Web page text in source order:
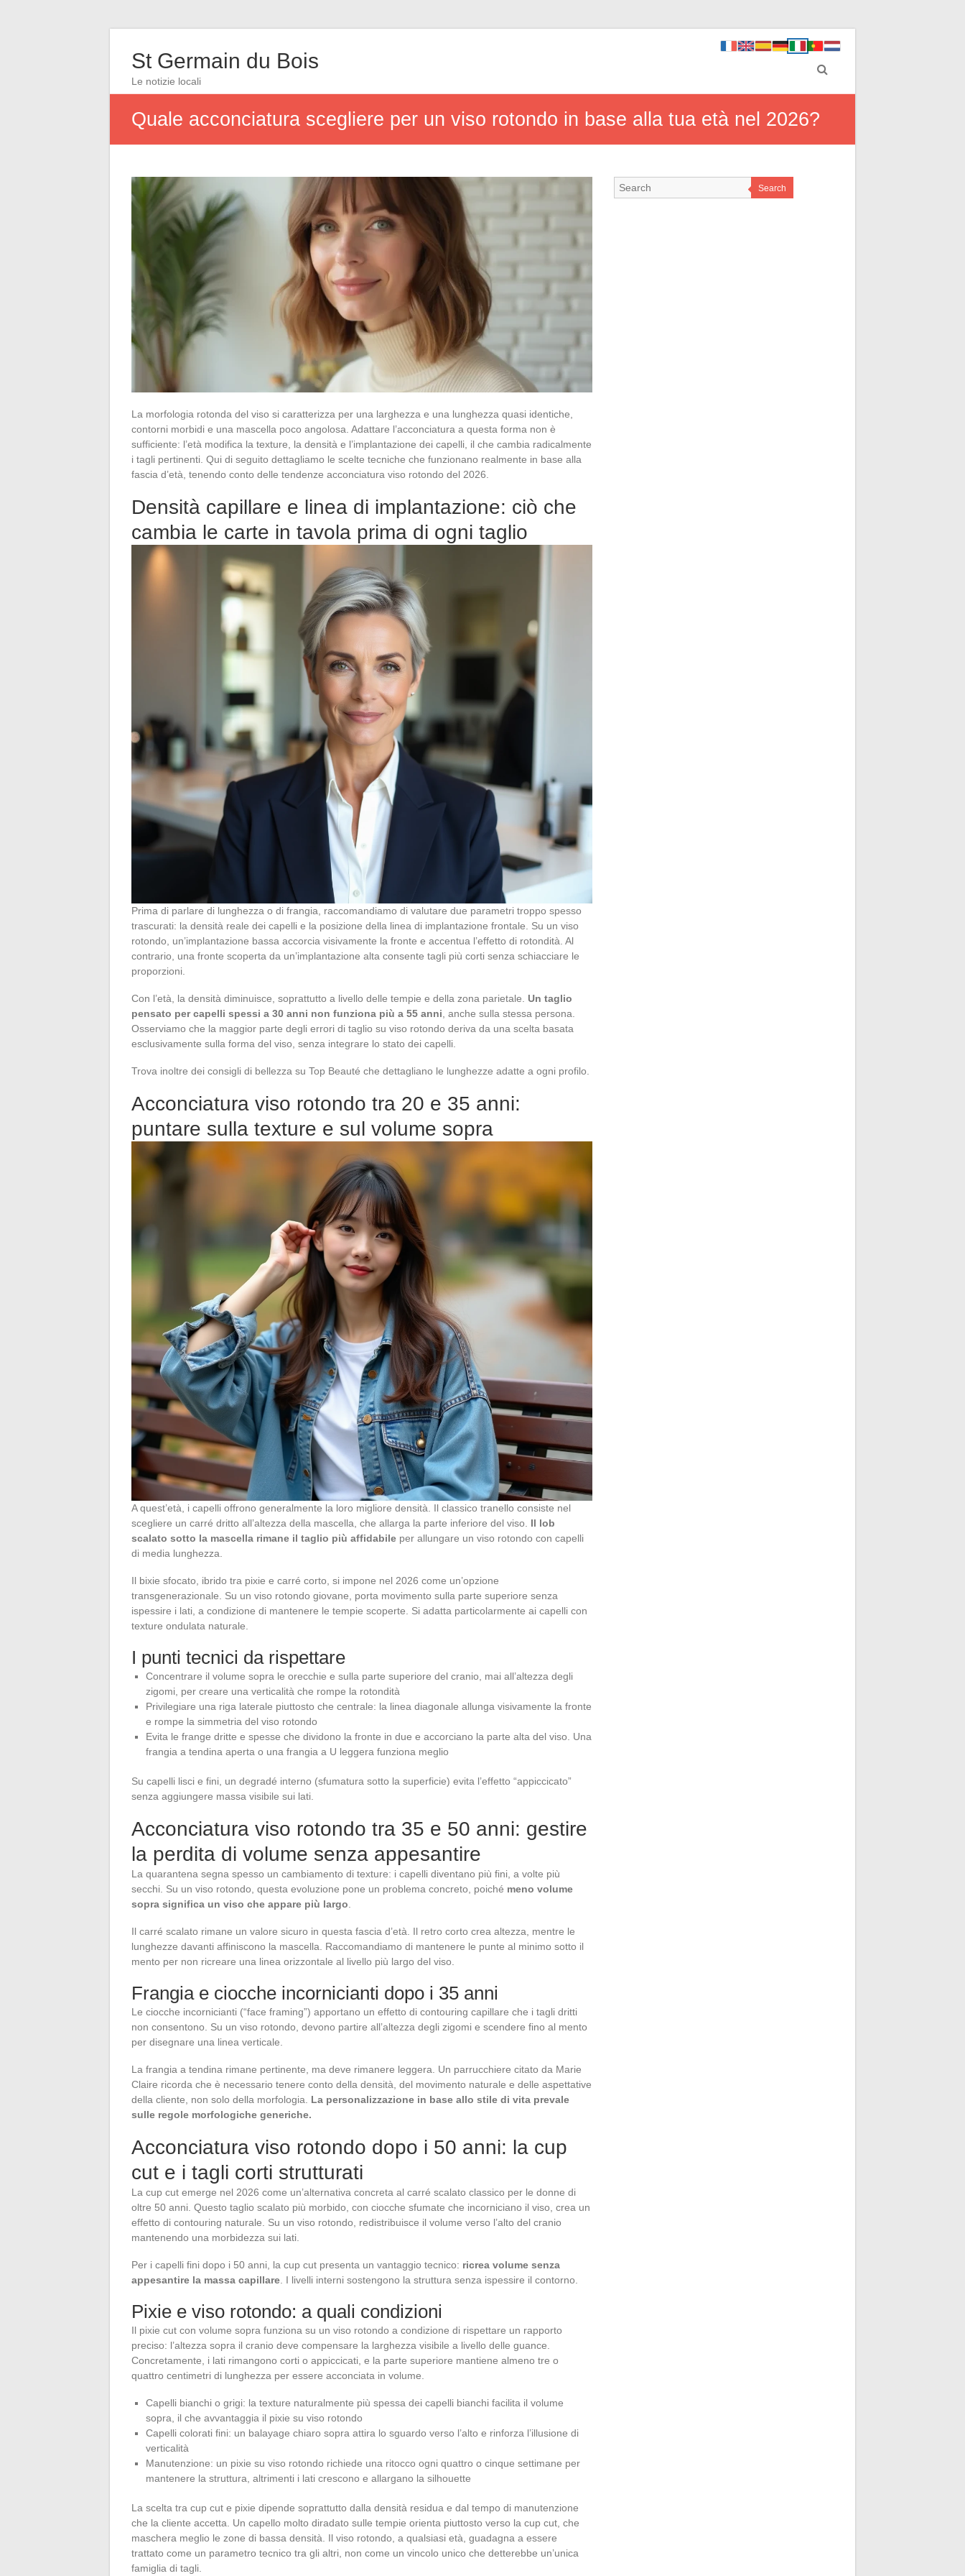
St Germain du Bois
Le notizie locali
Quale acconciatura scegliere per un viso rotondo in base alla tua età nel 2026?
La morfologia rotonda del viso si caratterizza per una larghezza e una lunghezza quasi identiche,
contorni morbidi e una mascella poco angolosa. Adattare l’acconciatura a questa forma non è
sufficiente: l’età modifica la texture, la densità e l’implantazione dei capelli, il che cambia radicalmente
i tagli pertinenti. Qui di seguito dettagliamo le scelte tecniche che funzionano realmente in base alla
fascia d’età, tenendo conto delle tendenze acconciatura viso rotondo del 2026.
Densità capillare e linea di implantazione: ciò che
cambia le carte in tavola prima di ogni taglio
Prima di parlare di lunghezza o di frangia, raccomandiamo di valutare due parametri troppo spesso
trascurati: la densità reale dei capelli e la posizione della linea di implantazione frontale. Su un viso
rotondo, un’implantazione bassa accorcia visivamente la fronte e accentua l’effetto di rotondità. Al
contrario, una fronte scoperta da un’implantazione alta consente tagli più corti senza schiacciare le
proporzioni.
Con l’età, la densità diminuisce, soprattutto a livello delle tempie e della zona parietale. Un taglio
pensato per capelli spessi a 30 anni non funziona più a 55 anni, anche sulla stessa persona.
Osserviamo che la maggior parte degli errori di taglio su viso rotondo deriva da una scelta basata
esclusivamente sulla forma del viso, senza integrare lo stato dei capelli.
Trova inoltre dei consigli di bellezza su Top Beauté che dettagliano le lunghezze adatte a ogni profilo.
Acconciatura viso rotondo tra 20 e 35 anni:
puntare sulla texture e sul volume sopra
A quest’età, i capelli offrono generalmente la loro migliore densità. Il classico tranello consiste nel
scegliere un carré dritto all’altezza della mascella, che allarga la parte inferiore del viso. Il lob
scalato sotto la mascella rimane il taglio più affidabile per allungare un viso rotondo con capelli
di media lunghezza.
Il bixie sfocato, ibrido tra pixie e carré corto, si impone nel 2026 come un’opzione
transgenerazionale. Su un viso rotondo giovane, porta movimento sulla parte superiore senza
ispessire i lati, a condizione di mantenere le tempie scoperte. Si adatta particolarmente ai capelli con
texture ondulata naturale.
I punti tecnici da rispettare
Concentrare il volume sopra le orecchie e sulla parte superiore del cranio, mai all’altezza degli
zigomi, per creare una verticalità che rompe la rotondità
Privilegiare una riga laterale piuttosto che centrale: la linea diagonale allunga visivamente la fronte
e rompe la simmetria del viso rotondo
Evita le frange dritte e spesse che dividono la fronte in due e accorciano la parte alta del viso. Una
frangia a tendina aperta o una frangia a U leggera funziona meglio
Su capelli lisci e fini, un degradé interno (sfumatura sotto la superficie) evita l’effetto “appiccicato”
senza aggiungere massa visibile sui lati.
Acconciatura viso rotondo tra 35 e 50 anni: gestire
la perdita di volume senza appesantire
La quarantena segna spesso un cambiamento di texture: i capelli diventano più fini, a volte più
secchi. Su un viso rotondo, questa evoluzione pone un problema concreto, poiché meno volume
sopra significa un viso che appare più largo
Il carré scalato rimane un valore sicuro in questa fascia d’età. Il retro corto crea altezza, mentre le
lunghezze davanti affiniscono la mascella. Raccomandiamo di mantenere le punte al minimo sotto il
mento per non ricreare una linea orizzontale al livello più largo del viso.
Frangia e ciocche incornicianti dopo i 35 anni
Le ciocche incornicianti (“face framing”) apportano un effetto di contouring capillare che i tagli dritti
non consentono. Su un viso rotondo, devono partire all’altezza degli zigomi e scendere fino al mento
per disegnare una linea verticale.
La frangia a tendina rimane pertinente, ma deve rimanere leggera. Un parrucchiere citato da Marie
Claire ricorda che è necessario tenere conto della densità, del movimento naturale e delle aspettative
della cliente, non solo della morfologia. La personalizzazione in base allo stile di vita prevale
sulle regole morfologiche generiche.
Acconciatura viso rotondo dopo i 50 anni: la cup
cut e i tagli corti strutturati
La cup cut emerge nel 2026 come un’alternativa concreta al carré scalato classico per le donne di
oltre 50 anni. Questo taglio scalato più morbido, con ciocche sfumate che incorniciano il viso, crea un
effetto di contouring naturale. Su un viso rotondo, redistribuisce il volume verso l’alto del cranio
mantenendo una morbidezza sui lati.
Per i capelli fini dopo i 50 anni, la cup cut presenta un vantaggio tecnico: ricrea volume senza
appesantire la massa capillare . I livelli interni sostengono la struttura senza ispessire il contorno.
Pixie e viso rotondo: a quali condizioni
Il pixie cut con volume sopra funziona su un viso rotondo a condizione di rispettare un rapporto
preciso: l’altezza sopra il cranio deve compensare la larghezza visibile a livello delle guance.
Concretamente, i lati rimangono corti o appiccicati, e la parte superiore mantiene almeno tre o
quattro centimetri di lunghezza per essere acconciata in volume.
Capelli bianchi o grigi: la texture naturalmente più spessa dei capelli bianchi facilita il volume
sopra, il che avvantaggia il pixie su viso rotondo
Capelli colorati fini: un balayage chiaro sopra attira lo sguardo verso l’alto e rinforza l’illusione di
verticalità
Manutenzione: un pixie su viso rotondo richiede una ritocco ogni quattro o cinque settimane per
mantenere la struttura, altrimenti i lati crescono e allargano la silhouette
La scelta tra cup cut e pixie dipende soprattutto dalla densità residua e dal tempo di manutenzione
che la cliente accetta. Un capello molto diradato sulle tempie orienta piuttosto verso la cup cut, che
maschera meglio le zone di bassa densità. Il viso rotondo, a qualsiasi età, guadagna a essere
trattato come un parametro tecnico tra gli altri, non come un vincolo unico che detterebbe un’unica
famiglia di tagli.
Search